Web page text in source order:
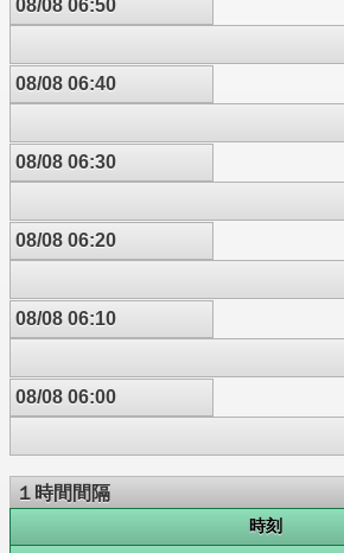
08/08 06:50
08/08 06:40
08/08 06:30
08/08 06:20
08/08 06:10
08/08 06:00
１時間間隔
時刻